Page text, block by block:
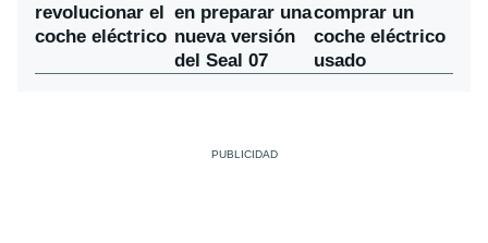
revolucionar el
coche eléctrico
en preparar una
nueva versión
del Seal 07
comprar un
coche eléctrico
usado